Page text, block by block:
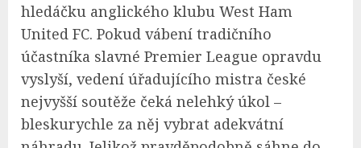
hledáčku anglického klubu West Ham
United FC. Pokud vábení tradičního
účastníka slavné Premier League opravdu
vyslyší, vedení úřadujícího mistra české
nejvyšší soutěže čeká nelehký úkol –
bleskurychle za něj vybrat adekvátní